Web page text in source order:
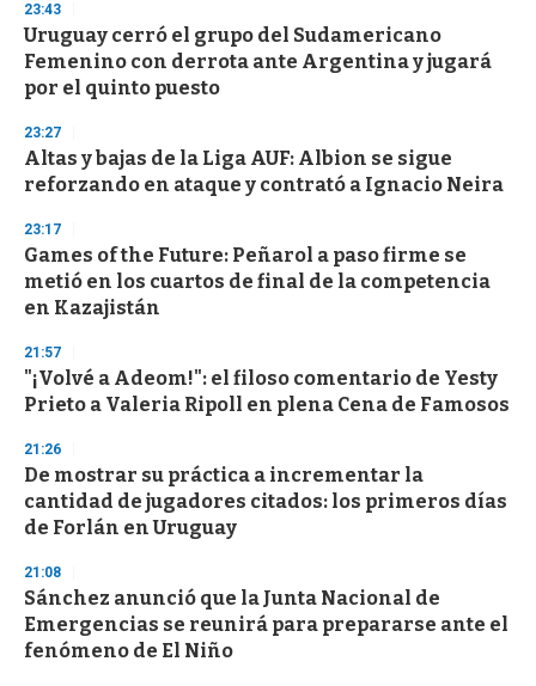
3
s
e
c
o
d
s
23:43
Uruguay cerró el grupo del Sudamericano
Femenino con derrota ante Argentina y jugará
por el quinto puesto
23:27
Altas y bajas de la Liga AUF: Albion se sigue
reforzando en ataque y contrató a Ignacio Neira
23:17
Games of the Future: Peñarol a paso firme se
metió en los cuartos de final de la competencia
en Kazajistán
21:57
"¡Volvé a Adeom!": el filoso comentario de Yesty
Prieto a Valeria Ripoll en plena Cena de Famosos
21:26
De mostrar su práctica a incrementar la
cantidad de jugadores citados: los primeros días
de Forlán en Uruguay
21:08
Sánchez anunció que la Junta Nacional de
Emergencias se reunirá para prepararse ante el
fenómeno de El Niño